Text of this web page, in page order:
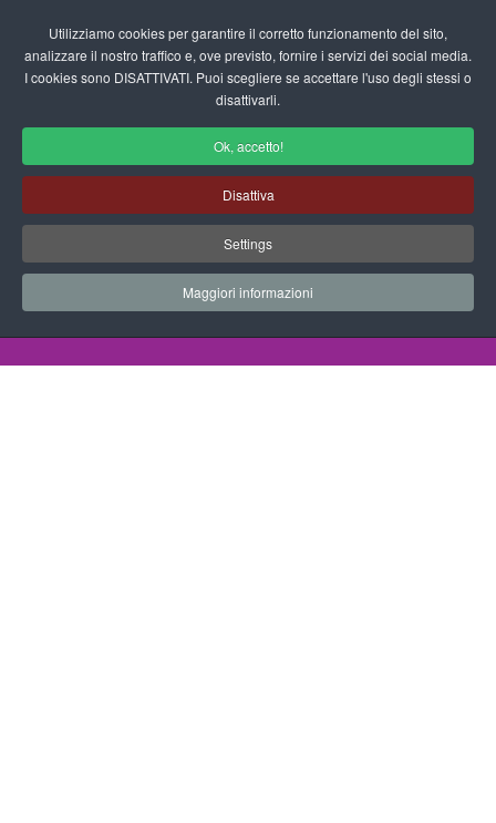
Utilizziamo cookies per garantire il corretto funzionamento del sito,
analizzare il nostro traffico e, ove previsto, fornire i servizi dei social media.
I cookies sono DISATTIVATI. Puoi scegliere se accettare l'uso degli stessi o
disattivarli.
Ok, accetto!
Disattiva
Settings
Maggiori informazioni
fas
Disegni da Colorare Nazionalità
Progetti Didattici, Disegni, Schede
Didattiche e tanto altro ancora.
Disegni da Colorare